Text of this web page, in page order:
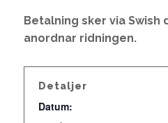
Betalning sker via Swish
anordnar ridningen.
Detaljer
Datum: